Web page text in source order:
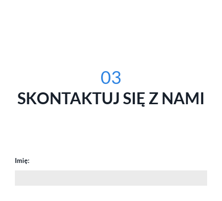
03
SKONTAKTUJ SIĘ Z NAMI
Imię: